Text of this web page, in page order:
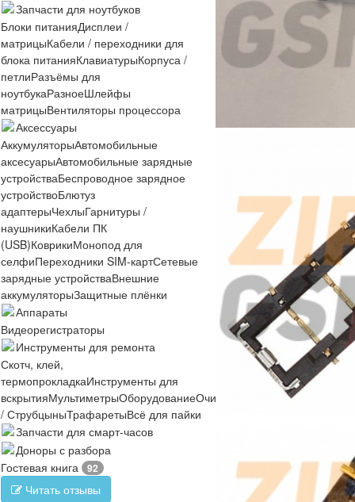
Запчасти для ноутбуков
Блоки питанияДисплеи /
матрицыКабели / переходники для
блока питанияКлавиатурыКорпуса /
петлиРазъёмы для
ноутбукаРазноеШлейфы
матрицыВентиляторы процессора
Аксессуары
АккумуляторыАвтомобильные
аксесуарыАвтомобильные зарядные
устройстваБеспроводное зарядное
устройствоБлютуз
адаптерыЧехлыГарнитуры /
наушникиКабели ПК
(USB)КоврикиМонопод для
селфиПереходники SIM-картСетевые
зарядные устройстваВнешние
аккумуляторыЗащитные плёнки
Аппараты
Видеорегистраторы
Инструменты для ремонта
Скотч, клей,
термопрокладкаИнструменты для
вскрытияМультиметрыОборудованиеОчистители Отвертки
/ СтрубцыныТрафаретыВсё для пайки
Запчасти для смарт-часов
Доноры с разбора
Гостевая книга
92
Читать отзывы